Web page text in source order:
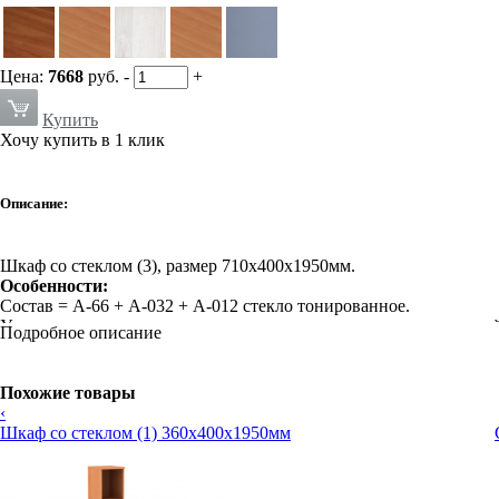
Цена: 7668 руб. - +
Купить
Хочу купить в 1 клик
Описание:
Шкаф со стеклом (3), размер 710х400х1950мм.
Особенности:
Состав = А-66 + А-032 + А-012 стекло тонированное.
Удачное сочетание модных цветов, качества отделки и
Характеристики:
Покрытие: ламинат
Подробное описание
Похожие товары
‹
Шкаф со стеклом (1) 360х400х1950мм